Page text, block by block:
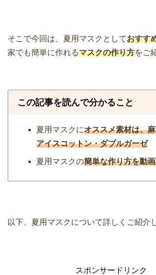
そこで今回は、夏用マスクとしておすす
家でも簡単に作れるマスクの作り方をご
この記事を読んで分かること
夏用マスクにオススメ素材は、
アイスコットン・ダブルガーゼ
夏用マスクの簡単な作り方を動
以下、夏用マスクについて詳しくご紹介
スポンサードリンク